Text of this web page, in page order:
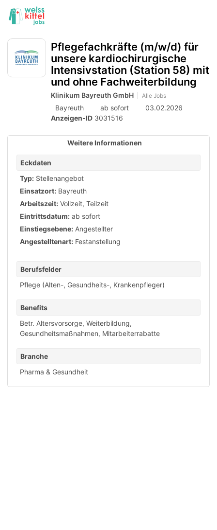
Accessibility
Modus
aktivieren
zur
von
mobilem
Endgerät
aus
Pflegefachkräfte (m/w/d) für
unsere kardiochirurgische
Intensivstation (Station 58) mit
und ohne Fachweiterbildung
Klinikum Bayreuth GmbH Alle Jobs
Bayreuth ab sofort
03.02.2026
Anzeigen-ID 3031516
Weitere Informationen
Eckdaten
Typ: Stellenangebot
Einsatzort: Bayreuth
Arbeitszeit: Vollzeit, Teilzeit
Eintrittsdatum: ab sofort
Einstiegsebene: Angestellter
Angestelltenart: Festanstellung
Berufsfelder
Pflege (Alten-, Gesundheits-, Krankenpfleger)
Benefits
Betr. Altersvorsorge, Weiterbildung,
Gesundheitsmaßnahmen, Mitarbeiterrabatte
Branche
Pharma & Gesundheit